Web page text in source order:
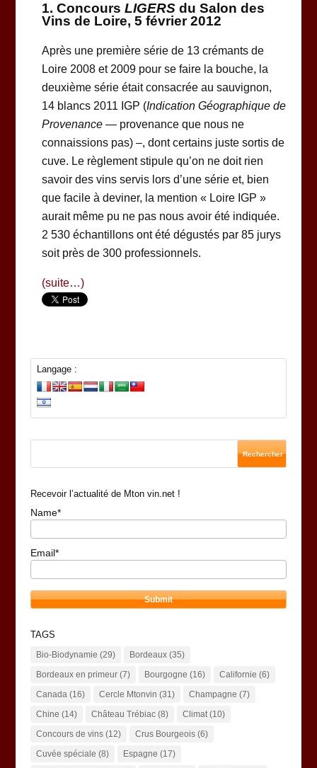
1. Concours LIGERS du Salon des
Vins de Loire, 5 février 2012
Après une première série de 13 crémants de
Loire 2008 et 2009 pour se faire la bouche, la
deuxième série était consacrée au sauvignon,
14 blancs 2011 IGP (Indication Géographique de
Provenance— provenance que nous ne
connaissions pas) –, dont certains juste sortis de
cuve. Le règlement stipule qu’on ne doit rien
savoir des vins servis lors d’une série et, bien
que facile à deviner, la mention « Loire IGP »
aurait même pu ne pas nous avoir été indiquée.
2 530 échantillons ont été dégustés par 85 jurys
soit près de 300 professionnels.
(suite…)
Langage :
Recevoir l’actualité de Mton vin.net !
Name*
Email*
TAGS
Bio-Biodynamie (29) Bordeaux(35)
Bordeaux en primeur(7) Bourgogne (16) Californie (6)
Canada(16) Cercle Mtonvin (31) Champagne (7)
Chine (14) Château Trébiac(8) Climat(10)
Concours de vins(12) Crus Bourgeois(6)
Cuvée spéciale (8) Espagne (17)